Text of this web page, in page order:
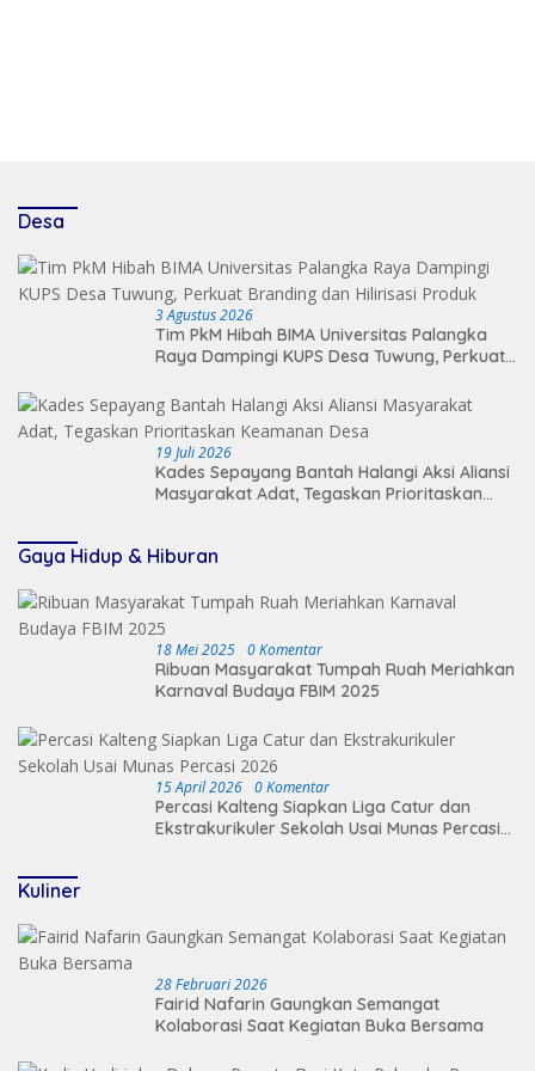
Desa
3 Agustus 2026
Tim PkM Hibah BIMA Universitas Palangka
Raya Dampingi KUPS Desa Tuwung, Perkuat
19 Juli 2026
Kades Sepayang Bantah Halangi Aksi Aliansi
Masyarakat Adat, Tegaskan Prioritaskan
Gaya Hidup & Hiburan
18 Mei 2025 0 Komentar
Ribuan Masyarakat Tumpah Ruah Meriahkan
Karnaval Budaya FBIM 2025
15 April 2026 0 Komentar
Percasi Kalteng Siapkan Liga Catur dan
Ekstrakurikuler Sekolah Usai Munas Percasi
Kuliner
28 Februari 2026
Fairid Nafarin Gaungkan Semangat
Kolaborasi Saat Kegiatan Buka Bersama